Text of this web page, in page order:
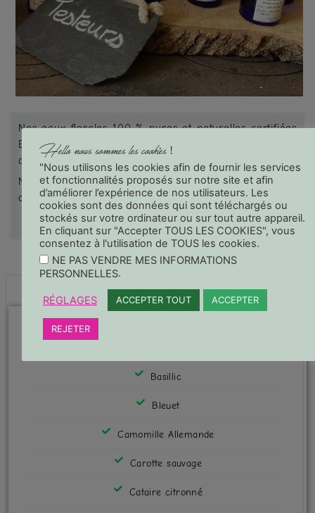
Nos eaux florales 100 % pures et naturelles certifiées
BIO issues de nos plantes sont composées de 1 kilo
de plante par litre d’hydrolat.
Nous vous proposons plus de 25 variétés en fonction
de la saison et du stock disponible.
/100 ml + 1,50 € pour les vapos
Basillic
Bleuet
Camomille Allemande
Carotte sauvage
Cataire citronné
Hello nous sommes les cookies !
"Nous utilisons les cookies afin de fournir les services
et fonctionnalités proposés sur notre site et afin
d’améliorer l’expérience de nos utilisateurs. Les
cookies sont des données qui sont téléchargés ou
stockés sur votre ordinateur ou sur tout autre appareil.
En cliquant sur "Accepter TOUS LES COOKIES", vous
consentez à l'utilisation de TOUS les cookies.
NE PAS VENDRE MES INFORMATIONS
PERSONNELLES.
RÉGLAGES ACCEPTER TOUT ACCEPTER
REJETER